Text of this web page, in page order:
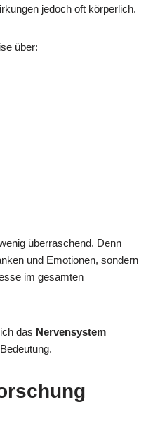
jedoch oft körperlich.
über:
überraschend. Denn
und Emotionen, sondern
im gesamten
das Nervensystem